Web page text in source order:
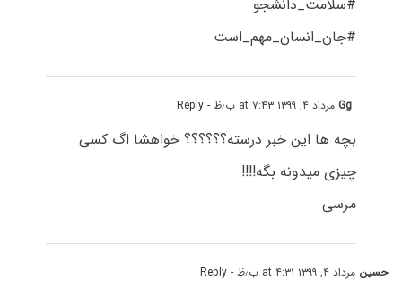
#سلامت_دانشجو
#جان_انسان_مهم_است
Gg مرداد ۴, ۱۳۹۹ at ۷:۴۳ ب٫ظ - Reply
بچه ها این خبر درسته؟؟؟؟؟؟ خواهشا اگ کسی
چیزی میدونه بگه!!!!
مرسی
حسین مرداد ۴, ۱۳۹۹ at ۴:۳۱ ب٫ظ - Reply